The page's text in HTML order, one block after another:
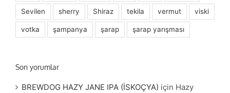
Sevilen sherry Shiraz tekila vermut viski
votka şampanya şarap şarap yarışması
Son yorumlar
BREWDOG HAZY JANE IPA (İSKOÇYA) için Hazy